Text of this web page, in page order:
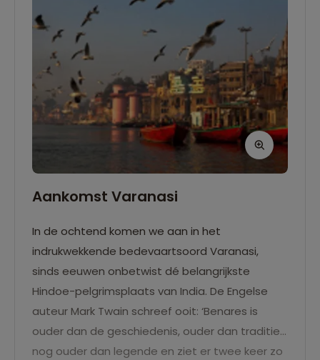
Aankomst Varanasi
In de ochtend komen we aan in het
indrukwekkende bedevaartsoord Varanasi,
sinds eeuwen onbetwist dé belangrijkste
Hindoe-pelgrimsplaats van India. De Engelse
auteur Mark Twain schreef ooit: ‘Benares is
ouder dan de geschiedenis, ouder dan traditie,
nog ouder dan legende en ziet er twee keer zo